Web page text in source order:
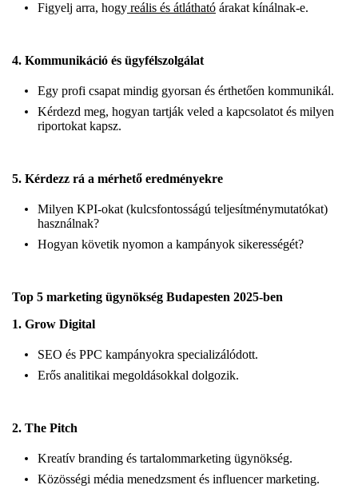
Figyelj arra, hogy reális és átlátható árakat kínálnak-e.
4. Kommunikáció és ügyfélszolgálat
Egy profi csapat mindig gyorsan és érthetően kommunikál.
Kérdezd meg, hogyan tartják veled a kapcsolatot és milyen
riportokat kapsz.
5. Kérdezz rá a mérhető eredményekre
Milyen KPI-okat (kulcsfontosságú teljesítménymutatókat)
használnak?
Hogyan követik nyomon a kampányok sikerességét?
Top 5 marketing ügynökség Budapesten 2025-ben
1. Grow Digital
SEO és PPC kampányokra specializálódott.
Erős analitikai megoldásokkal dolgozik.
2. The Pitch
Kreatív branding és tartalommarketing ügynökség.
Közösségi média menedzsment és influencer marketing.